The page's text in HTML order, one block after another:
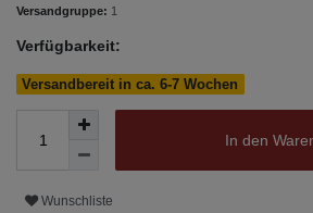
Versandgruppe: 1
Verfügbarkeit:
Versandbereit in ca. 6-7 Wochen
In den
Wunschliste